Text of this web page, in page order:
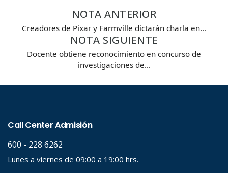
NOTA ANTERIOR
Creadores de Pixar y Farmville dictarán charla en…
NOTA SIGUIENTE
Docente obtiene reconocimiento en concurso de
investigaciones de…
Palabra clave